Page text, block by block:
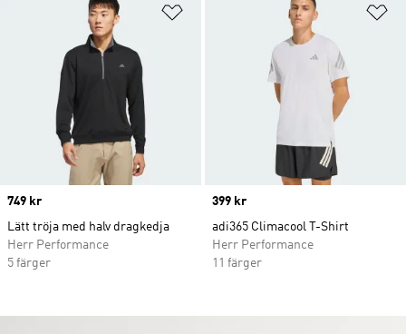
Lägg till på önskelistan
Price
749 kr
Lätt tröja med halv dragkedja
Herr Performance
5 färger
Price
399 kr
adi365 Climacool T-Shirt
Herr Performance
11 färger